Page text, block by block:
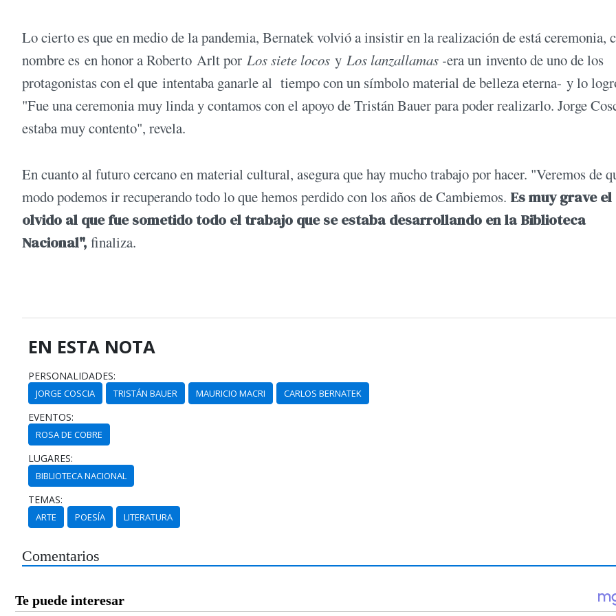
Lo cierto es que en medio de la pandemia, Bernatek volvió a insistir en la realización de está ceremonia,
nombre es en honor a Roberto Arlt por Los siete locos y Los lanzallamas -era un invento de uno de los
protagonistas con el que intentaba ganarle al tiempo con un símbolo material de belleza eterna- y lo
"Fue una ceremonia muy linda y contamos con el apoyo de Tristán Bauer para poder realizarlo. Jorge
estaba muy contento", revela.
En cuanto al futuro cercano en material cultural, asegura que hay mucho trabajo por hacer. "Veremos de
modo podemos ir recuperando todo lo que hemos perdido con los años de Cambiemos. Es muy grave el
olvido al que fue sometido todo el trabajo que se estaba desarrollando en la Biblioteca
Nacional", finaliza.
EN ESTA NOTA
PERSONALIDADES:
JORGE COSCIA TRISTÁN BAUER MAURICIO MACRI CARLOS BERNATEK
EVENTOS:
ROSA DE COBRE
LUGARES:
BIBLIOTECA NACIONAL
TEMAS:
ARTE POESÍA LITERATURA
Comentarios